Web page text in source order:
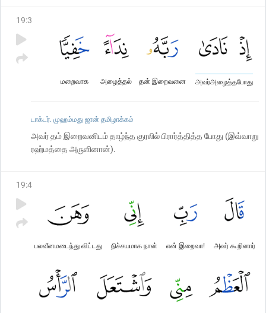
19:3
அவர்அழைத்தபோது
தன் இறைவனை
அழைத்தல்
மறைவாக
டாக்டர். முஹம்மது ஜான் தமிழாக்கம்
அவர் தம் இறைவனிடம் தாழ்ந்த குரலில் பிரார்த்தித்த போது (இவ்வாறு
ரஹ்மத்தை அருளினான்).
19:4
அவர் கூறினார்
என் இறைவா!
நிச்சயமாக நான்
பலவீனமடைந்து விட்டது